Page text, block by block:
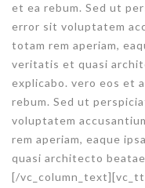
et ea rebum. Sed ut
error sit voluptatem
totam rem aperiam,
veritatis et quasi
explicabo. vero eos et
rebum. Sed ut
voluptatem
rem aperiam, eaque
quasi architecto
[/vc_column_text]